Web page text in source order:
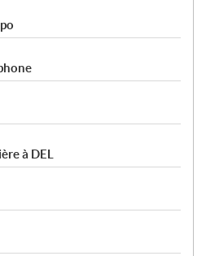
à DEL